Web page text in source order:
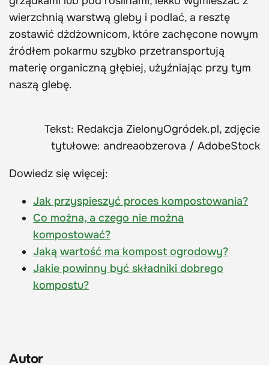
wierzchnią warstwą gleby i podlać, a resztę
zostawić dżdżownicom, które zachęcone nowym
źródłem pokarmu szybko przetransportują
materię organiczną głębiej, użyźniając przy tym
naszą glebę.
Tekst: Redakcja ZielonyOgródek.pl, zdjęcie
tytułowe: andreaobzerova / AdobeStock
Dowiedz się więcej:
Jak przyspieszyć proces kompostowania?
Co można, a czego nie można
kompostować?
Jaką wartość ma kompost ogrodowy?
Jakie powinny być składniki dobrego
kompostu?
Autor